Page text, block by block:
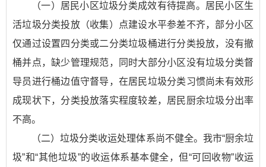
（一）居民小区垃圾分类成效有待提高。居民小区生
活垃圾分类投放（收集）点建设水平参差不齐，部分小区
仅通过设置四分类或二分类垃圾桶进行分类投放，没有撤
桶并点，缺少管理规范，同时大部分小区没有垃圾分类督
导员进行桶边值守督导，在居民垃圾分类习惯尚未有效形
成现状下，分类投放落实程度较差，居民厨余垃圾分出率
不高。
（二）垃圾分类收运处理体系尚不健全。我市“厨余垃
圾”和“其他垃圾”的收运体系基本健全，但“可回收物”收运